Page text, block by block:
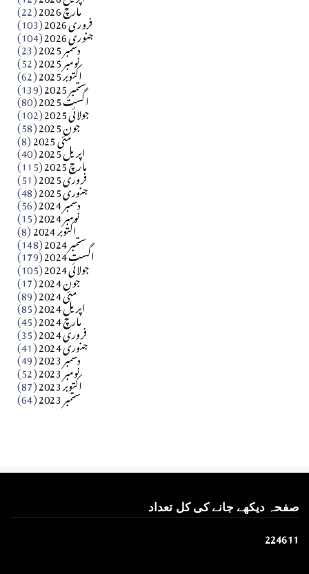
آزاد کشمیر جیسے احتجاج کی ضرورت ہے؟ از،،، ظہیرالدین
مارچ 2026 (22) فروری 2026 (103) جنوری 2026 (104) دسمبر 2025 (23) نومبر 2025 (52) اکتوبر 2025 (62) ستمبر 2025 (139) اگست 2025 (80) جولائی 2025 (102) جون 2025 (58) مئی 2025 (8) اپریل 2025 (40) مارچ 2025 (115) فروری 2025 (51) جنوری 2025 (48) دسمبر 2024 (56) نومبر 2024 (15) اکتوبر 2024 (8) ستمبر 2024 (148) اگست 2024 (179) جولائی 2024 (105) جون 2024 (17) مئی 2024 (89) اپریل 2024 (85) مارچ 2024 (45) فروری 2024 (35) جنوری 2024 (41) دسمبر 2023 (49) نومبر 2023 (52) اکتوبر 2023 (87) ستمبر 2023 (64)
صفحہ دیکھے جانے کی کل تعداد
224611